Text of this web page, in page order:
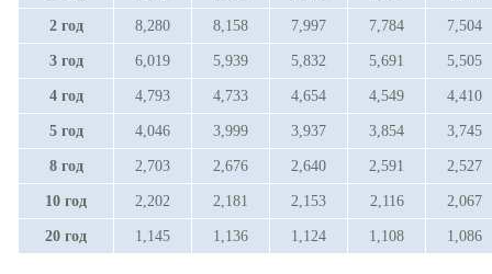
2 год 8,280 8,158 7,997 7,784 7,504
3 год 6,019 5,939 5,832 5,691 5,505
4 год 4,793 4,733 4,654 4,549 4,410
5 год 4,046 3,999 3,937 3,854 3,745
8 год 2,703 2,676 2,640 2,591 2,527
10 год 2,202 2,181 2,153 2,116 2,067
20 год 1,145 1,136 1,124 1,108 1,086